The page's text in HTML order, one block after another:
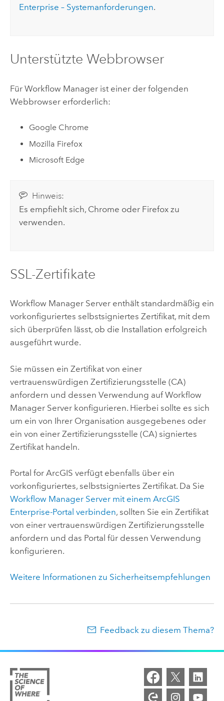
Enterprise – Systemanforderungen.
Unterstützte Webbrowser
Für Workflow Managerist einer der folgenden
Webbrowser erforderlich:
Google Chrome
Mozilla Firefox
Microsoft Edge
Hinweis:
Es empfiehlt sich, Chrome oder Firefox zu
verwenden.
SSL-Zertifikate
Workflow Manager Serverenthält standardmäßig ein
vorkonfiguriertes selbstsigniertes Zertifikat, mit dem
sich überprüfen lässt, ob die Installation erfolgreich
ausgeführt wurde.
Sie müssen ein Zertifikat von einer
vertrauenswürdigen Zertifizierungsstelle (CA)
anfordern und dessen Verwendung aufWorkflow
Manager Serverkonfigurieren. Hierbei sollte es sich
um ein von Ihrer Organisation ausgegebenes oder
ein von einer Zertifizierungsstelle (CA) signiertes
Zertifikat handeln.
Portal for ArcGIS verfügt ebenfalls über ein
vorkonfiguriertes, selbstsigniertes Zertifikat. Da Sie
Workflow Manager Servermit einem ArcGIS
Enterprise-Portal verbinden, sollten Sie ein Zertifikat
von einer vertrauenswürdigen Zertifizierungsstelle
anfordern und das Portal für dessen Verwendung
konfigurieren.
Weitere Informationen zu Sicherheitsempfehlungen
Feedback zu diesem Thema?